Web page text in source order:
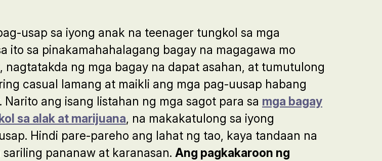
usap sa iyong anak na teenager tungkol sa mga
ito sa pinakamahahalagang bagay na magagawa mo
ng mga bagay na dapat asahan, at tumutulong
casual lamang at maikli ang mga pag-uusap habang
ang isang listahan ng mga sagot para sa mga bagay
sa alak at marijuana, na makakatulong sa iyong
Hindi pare-pareho ang lahat ng tao, kaya tandaan na
pananaw at karanasan. Ang pagkakaroon ng